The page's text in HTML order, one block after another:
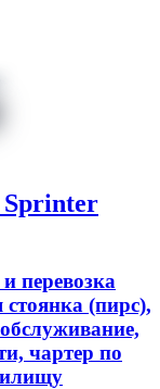
перевозка
(пирс),
чартер по